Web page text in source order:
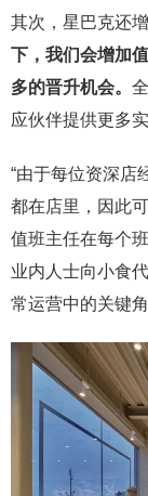
其次，星巴克还
下，我们会增加
多的晋升机会。
应伙伴提供更多
“由于每位资深店
都在店里，因此
值班主任在每个
业内人士向小食
常运营中的关键